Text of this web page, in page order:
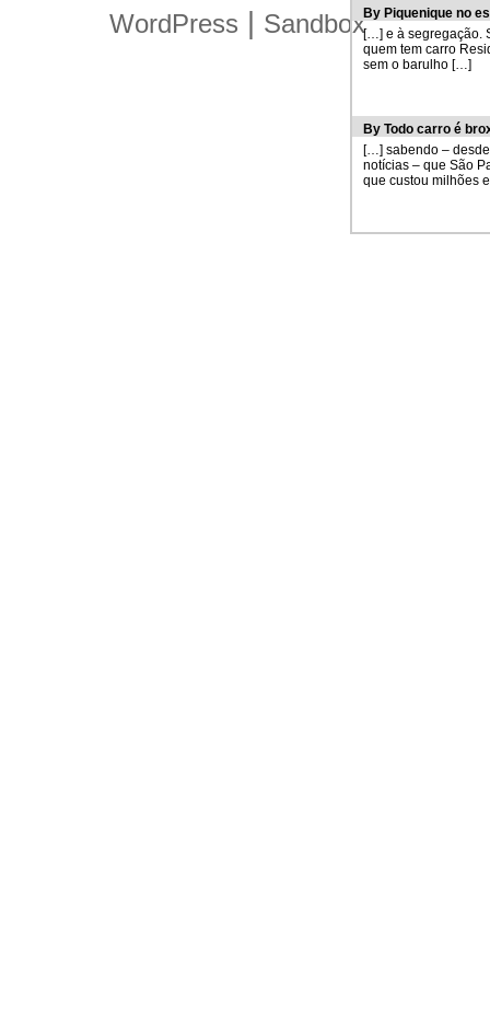
By Piquenique no
[…] e à segregação.
quem tem carro
sem o barulho […]
By Todo carro é
[…] sabendo –
notícias – que São
que custou milhões
WordPress Sandbox